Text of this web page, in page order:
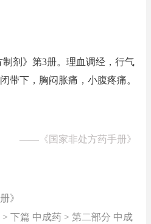
制剂》第3册。理血调经，行气
带下，胸闷胀痛，小腹疼痛。
—— 《国家非处方药手册》
》
下篇 中成药 > 第二部分 中成